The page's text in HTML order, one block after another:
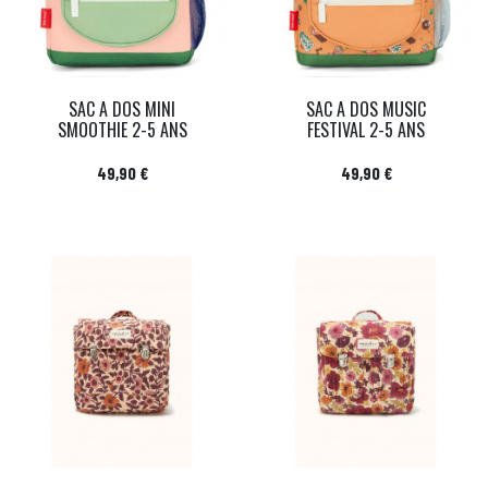
SAC A DOS MINI
SMOOTHIE 2-5 ANS
Prix
49,90 €
SAC A DOS MUSIC
FESTIVAL 2-5 ANS
Prix
49,90 €